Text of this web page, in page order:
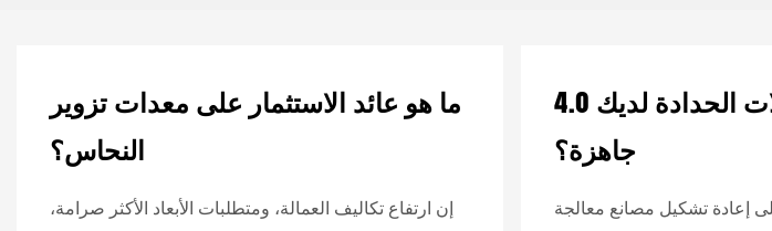
ما هو عائد الاستثمار على معدات تزوير
النحاس؟
إن ارتفاع تكاليف العمالة، ومتطلبات الأبعاد الأكثر صرامة،
هل صناعة آلات الحدادة لديك 4.0
جاهزة؟
إعادة تشكيل مصانع معالجة